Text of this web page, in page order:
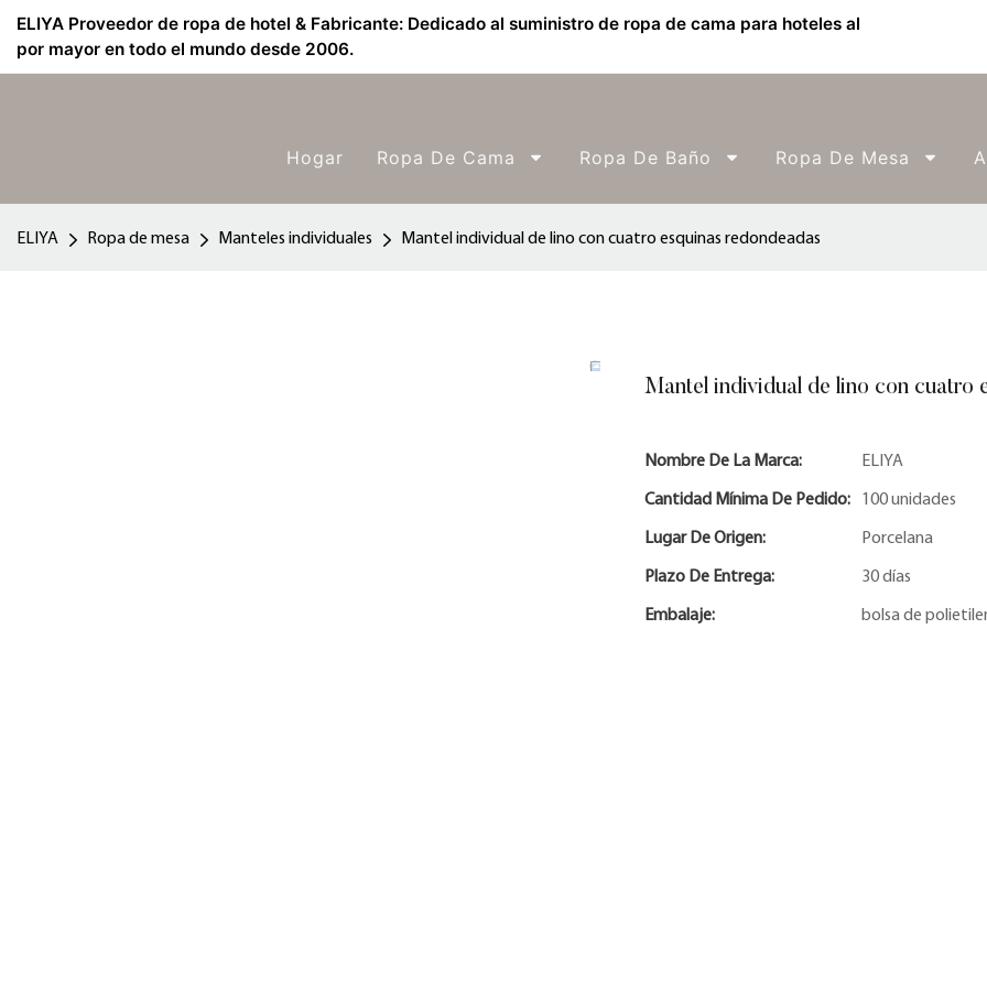
ELIYA Proveedor de ropa de hotel & Fabricante: Dedicado al suministro de ropa de cama para hoteles al
por mayor en todo el mundo desde 2006.
Hogar Ropa De Cama Ropa De Baño Ropa De Mesa
ELIYA Ropa de mesa Manteles individuales Mantel individual de lino con cuatro esquinas redondeadas
Mantel individual de lino con cuatro
Nombre De La Marca: ELIYA
Cantidad Mínima De Pedido: 100 unidades
Lugar De Origen: Porcelana
Plazo De Entrega: 30 días
Embalaje: bolsa de